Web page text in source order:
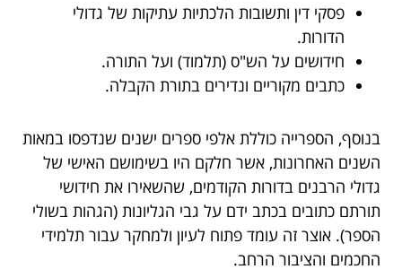
פסקי דין ותשובות הלכתיות עתיקות של גדולי
הדורות.
חידושים על הש"ס (תלמוד) ועל התורה.
כתבים מקוריים ונדירים בתורת הקבלה.
בנוסף, הספרייה כוללת אלפי ספרים ישנים שנדפסו במאות
השנים האחרונות, אשר חלקם היו בשימושם האישי של
גדולי הרבנים בדורות הקודמים, שהשאירו את חידושי
תורתם כתובים בכתב ידם על גבי הגליונות (הגהות בשולי
הספר). אוצר זה עומד פתוח לעיון ולמחקר עבור תלמידי
החכמים והציבור הרחב.